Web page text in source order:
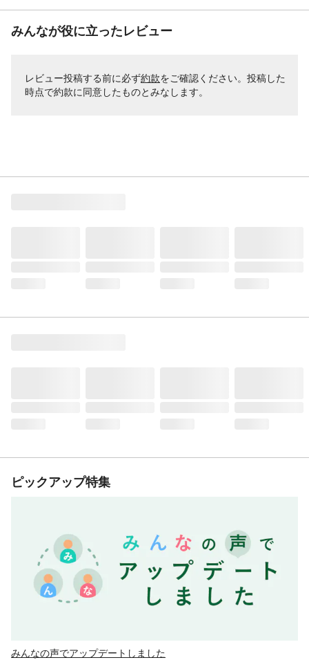
みんなが役に立ったレビュー
レビュー投稿する前に必ず約款をご確認ください。投稿した
時点で約款に同意したものとみなします。
ピックアップ特集
みんなの声でアップデートしました